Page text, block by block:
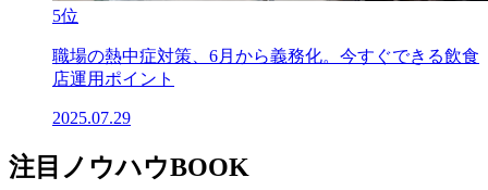
5位
職場の熱中症対策、6月から義務化。今すぐできる飲食
店運用ポイント
2025.07.29
注目ノウハウBOOK